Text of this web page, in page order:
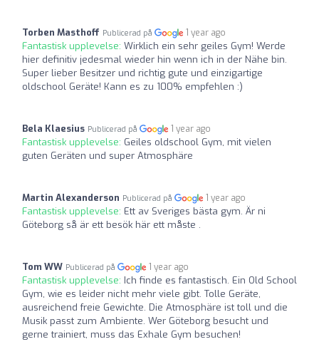
Torben Masthoff Publicerad på 1 year ago
Fantastisk upplevelse: Wirklich ein sehr geiles Gym! Werde
hier definitiv jedesmal wieder hin wenn ich in der Nähe bin.
Super lieber Besitzer und richtig gute und einzigartige
oldschool Geräte! Kann es zu 100% empfehlen :)
Bela Klaesius Publicerad på 1 year ago
Fantastisk upplevelse: Geiles oldschool Gym, mit vielen
guten Geräten und super Atmosphäre
Martin Alexanderson Publicerad på 1 year ago
Fantastisk upplevelse: Ett av Sveriges bästa gym. Är ni
Göteborg så är ett besök här ett måste .
Tom WW Publicerad på 1 year ago
Fantastisk upplevelse: Ich finde es fantastisch. Ein Old School
Gym, wie es leider nicht mehr viele gibt. Tolle Geräte,
ausreichend freie Gewichte. Die Atmosphäre ist toll und die
Musik passt zum Ambiente. Wer Göteborg besucht und
gerne trainiert, muss das Exhale Gym besuchen!